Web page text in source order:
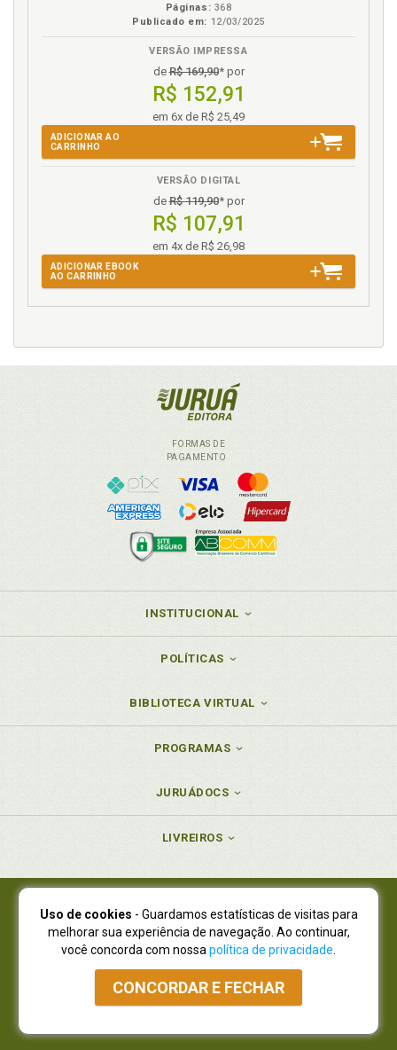
Páginas: 368
Publicado em: 12/03/2025
VERSÃO IMPRESSA
deR$ 169,90* por
R$ 152,91
em 6x de R$ 25,49
ADICIONAR AO
CARRINHO
VERSÃO DIGITAL
deR$ 119,90* por
R$ 107,91
em 4x de R$ 26,98
ADICIONAR EBOOK
AO CARRINHO
FORMAS DE
PAGAMENTO
INSTITUCIONAL
POLÍTICAS
BIBLIOTECA VIRTUAL
PROGRAMAS
JURUÁDOCS
LIVREIROS
Juruá Editora Ltda., CNPJ 77.535.508/0001-19
Juruá Informática Ltda., CNPJ 01.701.561/0001-80
NOVO ENDEREÇO:R. Flávio Dallegrave, 7665, São Lourenço |
Curitiba - Paraná - CEP 82210-310
Atendimento: (41) 4009-3900|Vendas Atacado: (41) 4009-3939
Atendimento via Whatsapp
Uso de cookies - Guardamos estatísticas de visitas para
melhorar sua experiência de navegação. Ao continuar,
você concorda com nossa política de privacidade
CONCORDAR E FECHAR